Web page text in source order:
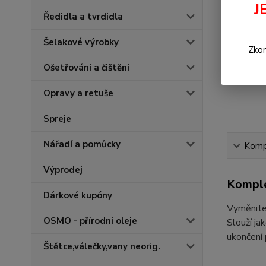
Ředidla a tvrdidla
Šelakové výrobky
Ošetřování a čištění
Opravy a retuše
Spreje
Nářadí a pomůcky
Výprodej
Dárkové kupóny
OSMO - přírodní oleje
Štětce,válečky,vany neorig.
Slouží